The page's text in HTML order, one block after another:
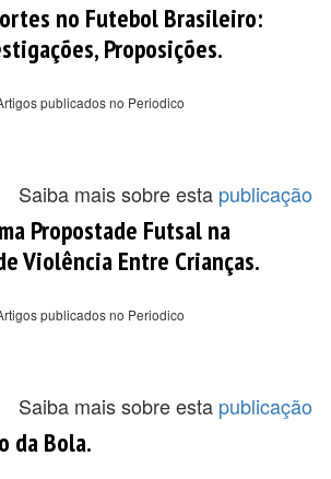
no Futebol Brasileiro:
Proposições.
publicados no Periodico
Saiba mais sobre esta publicação
Propostade Futsal na
Violência Entre Crianças.
publicados no Periodico
Saiba mais sobre esta publicação
da Bola.